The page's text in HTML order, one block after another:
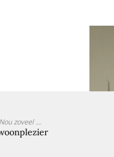
zoveel ....